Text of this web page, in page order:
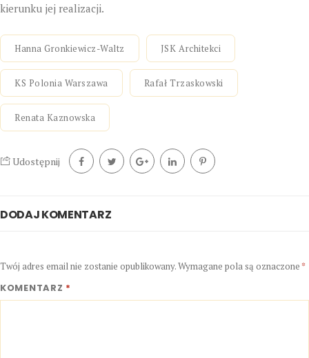
kierunku jej realizacji.
Hanna Gronkiewicz-Waltz JSK Architekci
KS Polonia Warszawa Rafał Trzaskowski
Renata Kaznowska
Udostępnij
DODAJ KOMENTARZ
Twój adres email nie zostanie opublikowany.Wymagane pola są oznaczone*
KOMENTARZ *